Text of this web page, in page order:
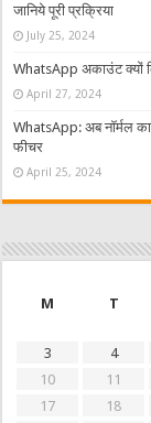
जानिये पूरी प्रक्रिया
July 25, 2024
WhatsApp अकाउंट क्यों
April 27, 2024
WhatsApp: अब नॉर्मल
फीचर
April 25, 2024
M
T
3
4
10
11
17
18